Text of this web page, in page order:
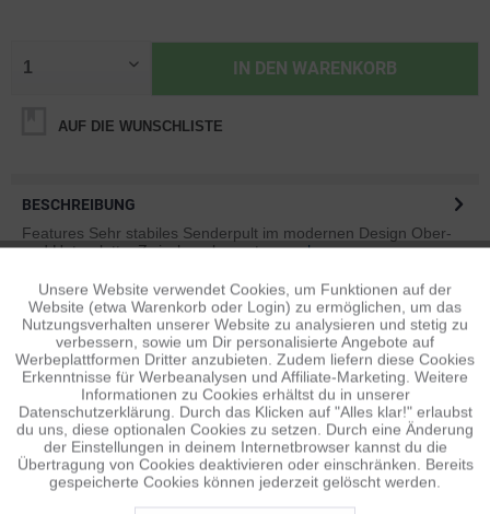
IN DEN WARENKORB
AUF DIE WUNSCHLISTE
BESCHREIBUNG
Features Sehr stabiles Senderpult im modernen Design Ober-
und Unterplatte, Zwischenelemente...mehr
BEWERTUNGEN
0
Bewertungen lesen, schreiben und diskutieren...mehr
ÄHNLICHE ARTIKEL
Diese Artikel sind dem Produkt ähnlich ... mehr
Persönliche Empfehlungen
Funktionale Aktiv
Tracking Inaktiv
Personalisierung Inaktiv
Service Inaktiv
Unsere Website verwendet Cookies, um Funktionen auf der
Website (etwa Warenkorb oder Login) zu ermöglichen, um das
Nutzungsverhalten unserer Website zu analysieren und stetig zu
verbessern, sowie um Dir personalisierte Angebote auf
Werbeplattformen Dritter anzubieten. Zudem liefern diese Cookies
Erkenntnisse für Werbeanalysen und Affiliate-Marketing. Weitere
Informationen zu Cookies erhältst du in unserer
Datenschutzerklärung. Durch das Klicken auf "Alles klar!" erlaubst
du uns, diese optionalen Cookies zu setzen. Durch eine Änderung
der Einstellungen in deinem Internetbrowser kannst du die
Übertragung von Cookies deaktivieren oder einschränken. Bereits
gespeicherte Cookies können jederzeit gelöscht werden.